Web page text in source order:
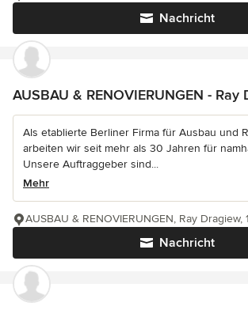
Nachricht
AUSBAU & RENOVIERUNGEN - Ray
Als etablierte Berliner Firma für Ausbau und
arbeiten wir seit mehr als 30 Jahren für
Unsere Auftraggeber sind...
Mehr
Nachricht
AUSBAU & RENOVIERUNGEN, Ray Dragiew,